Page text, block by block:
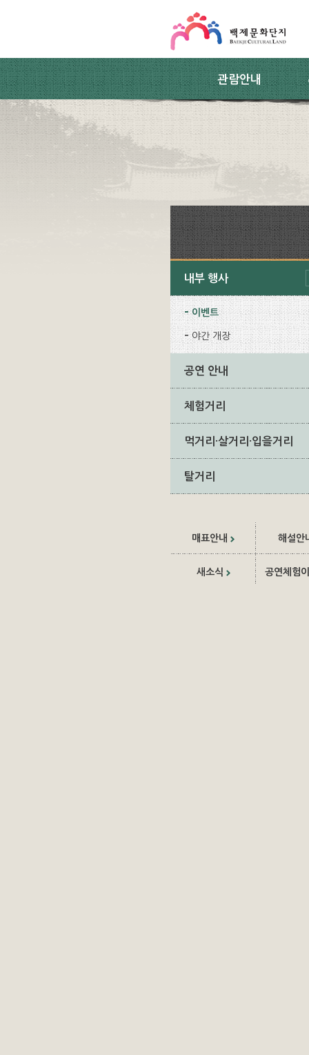
관람안내
내부 행사
이벤트
야간 개장
공연 안내
체험거리
먹거리·살거리·입을거리
탈거리
매표안내 해설안
새소식 공연체험